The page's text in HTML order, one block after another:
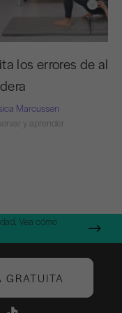
los errores de
Marcussen
y aprender
Vea cómo